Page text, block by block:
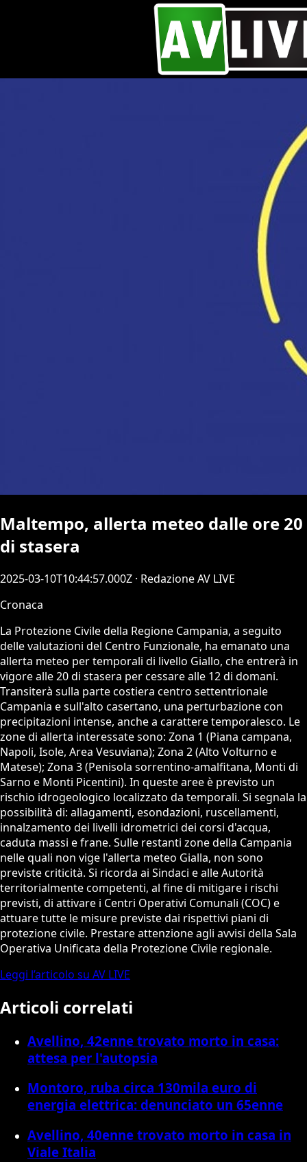
Maltempo, allerta meteo dalle ore 20
di stasera
2025-03-10T10:44:57.000Z · Redazione AV LIVE
Cronaca
La Protezione Civile della Regione Campania, a seguito
delle valutazioni del Centro Funzionale, ha emanato una
allerta meteo per temporali di livello Giallo, che entrerà in
vigore alle 20 di stasera per cessare alle 12 di domani.
Transiterà sulla parte costiera centro settentrionale
Campania e sull'alto casertano, una perturbazione con
precipitazioni intense, anche a carattere temporalesco. Le
zone di allerta interessate sono: Zona 1 (Piana campana,
Napoli, Isole, Area Vesuviana); Zona 2 (Alto Volturno e
Matese); Zona 3 (Penisola sorrentino-amalfitana, Monti di
Sarno e Monti Picentini). In queste aree è previsto un
rischio idrogeologico localizzato da temporali. Si segnala la
possibilità di: allagamenti, esondazioni, ruscellamenti,
innalzamento dei livelli idrometrici dei corsi d'acqua,
caduta massi e frane. Sulle restanti zone della Campania
nelle quali non vige l'allerta meteo Gialla, non sono
previste criticità. Si ricorda ai Sindaci e alle Autorità
territorialmente competenti, al fine di mitigare i rischi
previsti, di attivare i Centri Operativi Comunali (COC) e
attuare tutte le misure previste dai rispettivi piani di
protezione civile. Prestare attenzione agli avvisi della Sala
Operativa Unificata della Protezione Civile regionale.
Leggi l’articolo su AV LIVE
Articoli correlati
Avellino, 42enne trovato morto in casa:
attesa per l'autopsia
Montoro, ruba circa 130mila euro di
energia elettrica: denunciato un 65enne
Avellino, 40enne trovato morto in casa in
Viale Italia